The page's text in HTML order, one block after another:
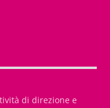
di direzione e